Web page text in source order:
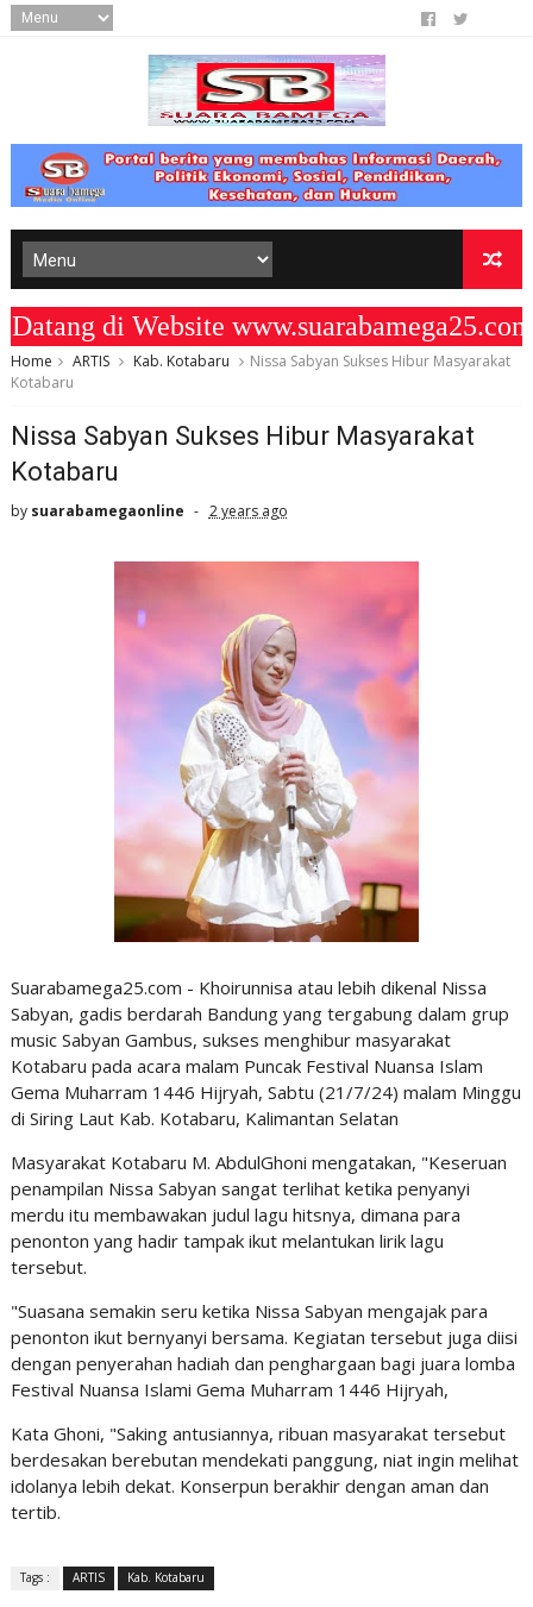
di Website www.suarabamega25.com
Home ARTIS Kab. Kotabaru
Nissa Sabyan Sukses Hibur Masyarakat
Kotabaru
Nissa Sabyan Sukses Hibur Masyarakat
Kotabaru
by suarabamegaonline 2 years ago
Suarabamega25.com - Khoirunnisa atau lebih dikenal Nissa
Sabyan, gadis berdarah Bandung yang tergabung dalam grup
music Sabyan Gambus, sukses menghibur masyarakat
Kotabaru pada acara malam Puncak Festival Nuansa Islam
Gema Muharram 1446 Hijryah, Sabtu (21/7/24) malam Minggu
di Siring Laut Kab. Kotabaru, Kalimantan Selatan
Masyarakat Kotabaru M. AbdulGhoni mengatakan, "Keseruan
penampilan Nissa Sabyan sangat terlihat ketika penyanyi
merdu itu membawakan judul lagu hitsnya, dimana para
penonton yang hadir tampak ikut melantukan lirik lagu
tersebut.
"Suasana semakin seru ketika Nissa Sabyan mengajak para
penonton ikut bernyanyi bersama. Kegiatan tersebut juga diisi
dengan penyerahan hadiah dan penghargaan bagi juara lomba
Festival Nuansa Islami Gema Muharram 1446 Hijryah,
Kata Ghoni, "Saking antusiannya, ribuan masyarakat tersebut
berdesakan berebutan mendekati panggung, niat ingin melihat
idolanya lebih dekat. Konserpun berakhir dengan aman dan
tertib.
Tags : ARTIS Kab. Kotabaru